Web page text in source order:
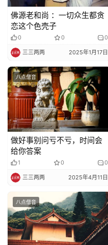
佛源老和尚 ：一切众生都贪
恋这个色壳子
0 0 0
三三两两 2025年1月17日
八点僧音
做好事别问亏不亏，时间会
给你答案
1 0 0
三三两两 2025年4月11日
八点僧音